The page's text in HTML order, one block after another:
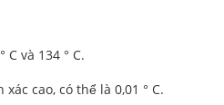
và 134 ° C.
cao, có thể là 0,01 ° C.